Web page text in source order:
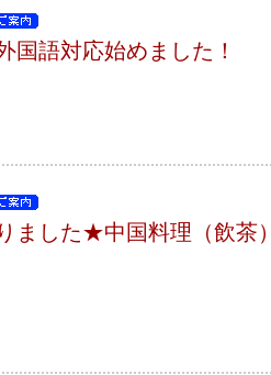
国語対応始めました！
ました★中国料理（飲茶